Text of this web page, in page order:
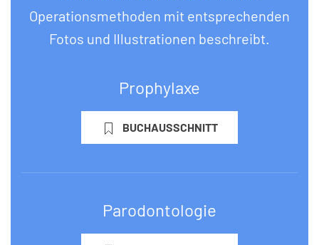
Operationsmethoden mit entsprechenden
Fotos und Illustrationen beschreibt.
Prophylaxe
BUCHAUSSCHNITT
Parodontologie